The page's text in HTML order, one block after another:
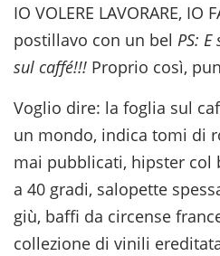
IO VOLERE LAVORARE, IO
postillavo con un bel PS:
sul caffé!!! Proprio così,
Voglio dire: la foglia sul
un mondo, indica tomi di
mai pubblicati, hipster col
a 40 gradi, salopette
giù, baffi da circense
collezione di vinili